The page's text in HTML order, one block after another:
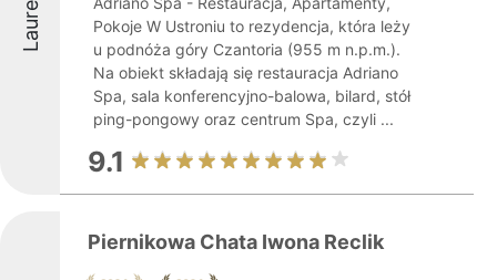
Pokoje W Ustroniu to rezydencja, która leży
u podnóża góry Czantoria (955 m n.p.m.).
Na obiekt składają się restauracja Adriano
Spa, sala konferencyjno-balowa, bilard, stół
ping-pongowy oraz centrum Spa, czyli ...
9.1
Piernikowa Chata Iwona Reclik